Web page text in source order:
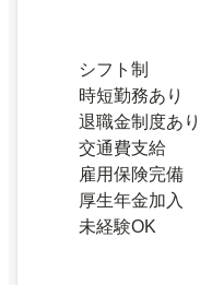
シフト制
時短勤務あり
退職金制度あり
交通費支給
雇用保険完備
厚生年金加入
未経験OK